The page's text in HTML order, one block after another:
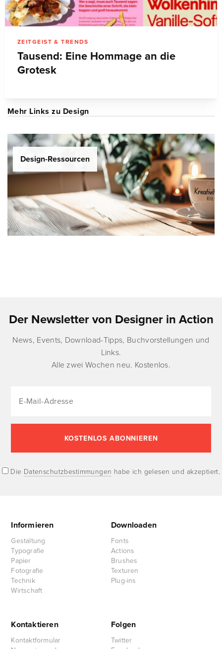
ZEITGEIST & TRENDS
Tausend: Eine Hommage an die
Grotesk
Mehr Links zu Design
Design-Ressourcen
Der Newsletter von Designer in Action
News, Events, Download-Tipps, Buchvorstellungen und
Links.
Alle zwei Wochen neu. Kostenlos.
Die Datenschutzbestimmungen habe ich gelesen und akzeptiert.
Informieren
Gestaltung
Typografie
Papier
Fotografie
Technik
Wirtschaft
Downloaden
Fonts
Actions
Brushes
Texturen
Plug-ins
Kontaktieren
Kontaktformular
Folgen
Twitter